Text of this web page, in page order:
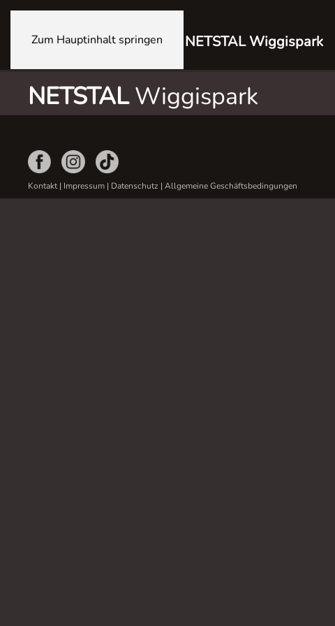
Zum Hauptinhalt springen NETSTAL Wiggispark
NETSTALWiggispark
Kontakt| Impressum | Datenschutz | Allgemeine Geschäftsbedingungen